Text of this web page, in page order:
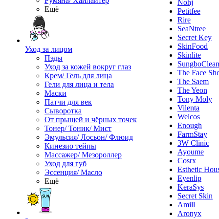
Ещё
Уход за лицом
Пэды
Уход за кожей вокруг глаз
Крем/ Гель для лица
Гели для лица и тела
Маски
Патчи для век
Сыворотка
От прыщей и чёрных точек
Тонер/ Тоник/ Мист
Эмульсия/ Лосьон/ Флюид
Кинезио тейпы
Массажер/ Мезороллер
Уход для губ
Эссенция/ Масло
Ещё
Nohj
Petitfee
Rire
SeaNtree
Secret Key
SkinFood
Skinlite
The Face
The Saem
The Yeon
Tony Moly
Vilenta
Welcos
Enough
FarmStay
3W Clinic
Ayoume
Cosrx
Esthetic
Eyenlip
KeraSys
Secret Skin
Amill
Aronyx